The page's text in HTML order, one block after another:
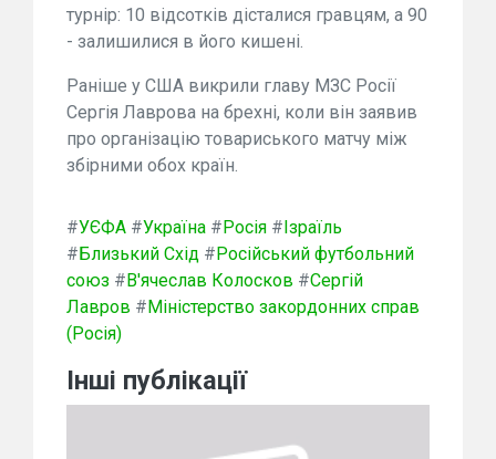
турнір: 10 відсотків дісталися гравцям, а 90
- залишилися в його кишені.
Раніше у США викрили главу МЗС Росії
Сергія Лаврова на брехні, коли він заявив
про організацію товариського матчу між
збірними обох країн.
#УЄФА #Україна #Росія #Ізраїль
#Близький Схід #Російський футбольний
союз #В'ячеслав Колосков #Сергій
Лавров #Міністерство закордонних справ
(Росія)
Інші публікації